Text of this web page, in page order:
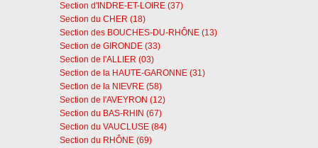
Section d'INDRE-ET-LOIRE (37)
Section du CHER (18)
Section des BOUCHES-DU-RHÔNE (13)
Section de GIRONDE (33)
Section de l'ALLIER (03)
Section de la HAUTE-GARONNE (31)
Section de la NIEVRE (58)
Section de l'AVEYRON (12)
Section du BAS-RHIN (67)
Section du VAUCLUSE (84)
Section du RHÔNE (69)